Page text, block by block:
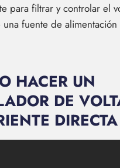
para filtrar y controlar el
una fuente de
HACER UN
DE
DIRECTA